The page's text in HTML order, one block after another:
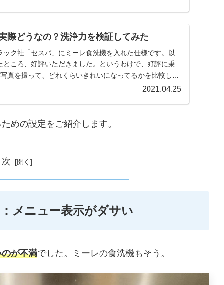
際どうなの？洗浄力を検証してみた
ック社「セスパ」にミーレ食洗機を入れた仕様です。以
ところ、好評いただきました。というわけで、好評に乗
真を撮って、どれくらいきれいになってるかを比較して
2021.04.25
めの設定をご紹介します。
メニュー表示がダサい
が不満でした。ミーレの食洗機もそう。